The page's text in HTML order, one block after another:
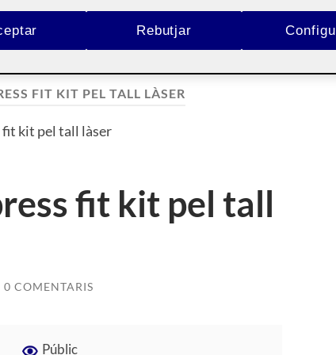
FIT KIT PEL TALL LÀSER
fit kit pel tall làser
fit kit pel tall
0 COMENTARIS
Públic
Rebutjar